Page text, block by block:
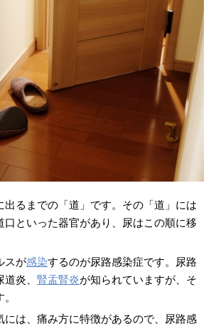
るまでの「道」です。その「道」には
といった器官があり、尿はこの順に移
スが感染するのが尿路感染症です。尿路
炎、 腎盂腎炎が知られていますが、そ
は、痛み方に特徴があるので、尿路感